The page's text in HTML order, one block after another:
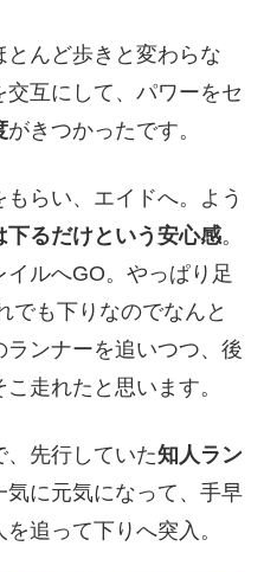
んど歩きと変わらな
互にして、パワーをセ
がきつかったです。
らい、エイドへ。よう
下るだけという安心感。
ルへGO。やっぱり足
でも下りなのでなんと
ンナーを追いつつ、後
走れたと思います。
先行していた知人ラン
気に元気になって、手早
追って下りへ突入。